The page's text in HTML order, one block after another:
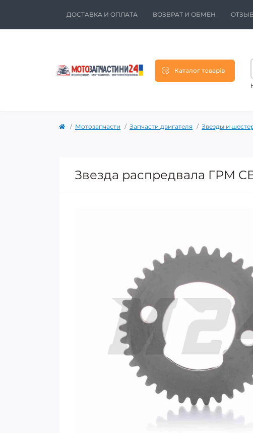
ДОСТАВКА И ОПЛАТА ВОЗВРАТ И ОБМЕН
Каталог товарів
Мотозапчасти Запчасти двигателя Звезды и
Звезда распредвала ГРМ